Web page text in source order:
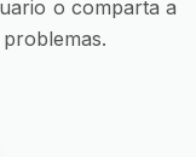
o comparta a